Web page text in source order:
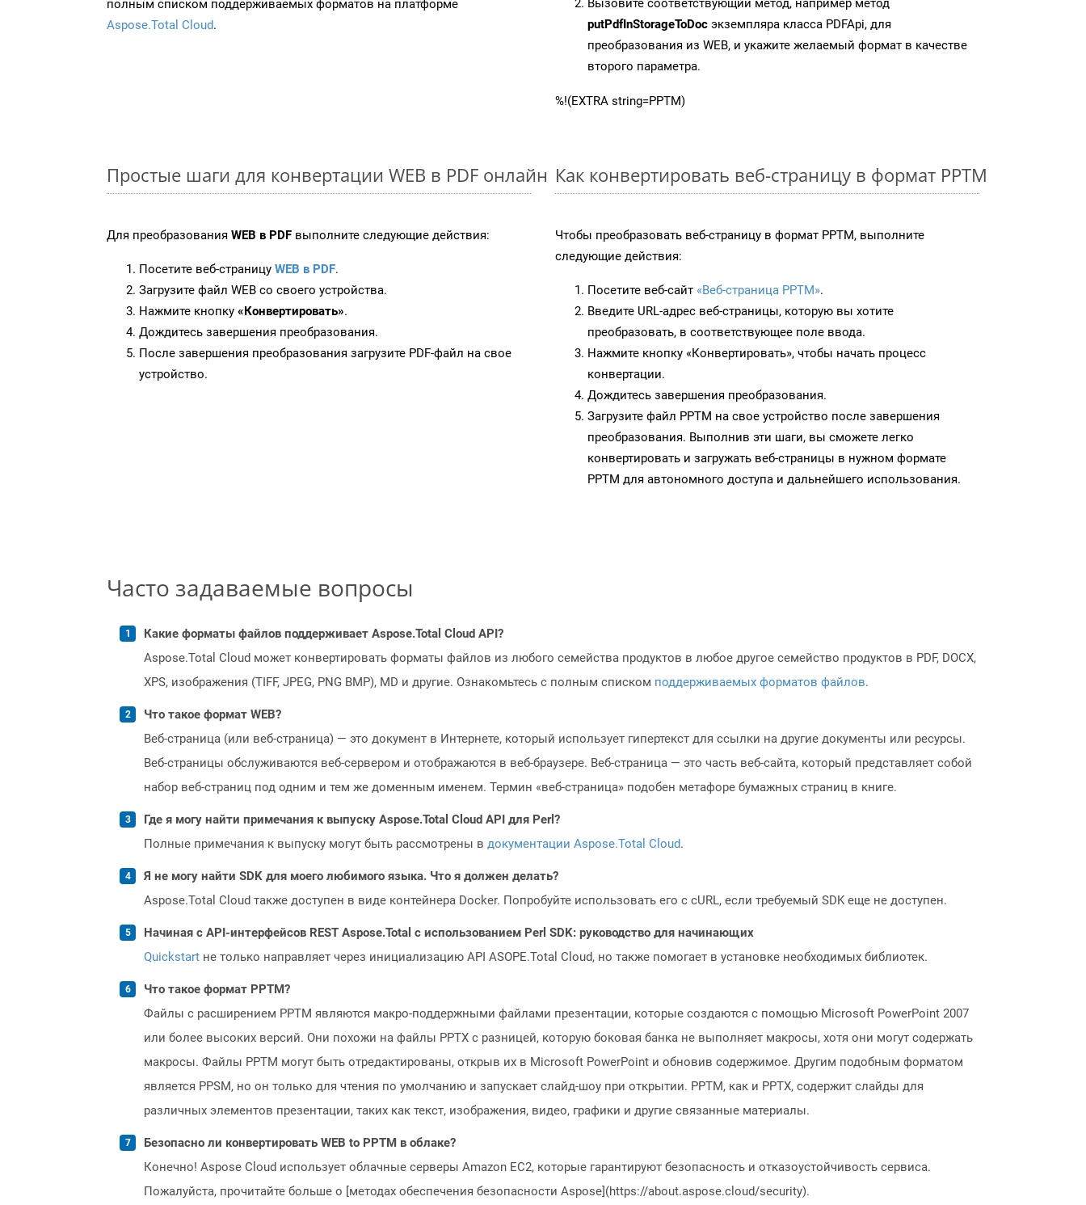
полным списком поддерживаемых форматов на платформе
Aspose.Total Cloud.
putPdfInStorageToDoc экземпляра класса PDFApi, для
преобразования из WEB, и укажите желаемый формат в качестве
второго параметра.
%!(EXTRA string=PPTM)
Простые шаги для конвертации WEB в PDF онлайн
Для преобразования WEB в PDF выполните следующие действия:
Посетите веб-страницу WEB в PDF.
Загрузите файл WEB со своего устройства.
Нажмите кнопку «Конвертировать».
Дождитесь завершения преобразования.
После завершения преобразования загрузите PDF-файл на свое
устройство.
Как конвертировать веб-страницу в формат PPTM
Чтобы преобразовать веб-страницу в формат PPTM, выполните
следующие действия:
Посетите веб-сайт «Веб-страница PPTM».
Введите URL-адрес веб-страницы, которую вы хотите
преобразовать, в соответствующее поле ввода.
Нажмите кнопку «Конвертировать», чтобы начать процесс
конвертации.
Дождитесь завершения преобразования.
Загрузите файл PPTM на свое устройство после завершения
преобразования. Выполнив эти шаги, вы сможете легко
конвертировать и загружать веб-страницы в нужном формате
PPTM для автономного доступа и дальнейшего использования.
Часто задаваемые вопросы
Какие форматы файлов поддерживает Aspose.Total Cloud API?
Aspose.Total Cloud может конвертировать форматы файлов из любого семейства продуктов в любое другое семейство продуктов в PDF, DOCX,
XPS, изображения (TIFF, JPEG, PNG BMP), MD и другие. Ознакомьтесь с полным списком поддерживаемых форматов файлов.
Что такое формат WEB?
Веб-страница (или веб-страница) — это документ в Интернете, который использует гипертекст для ссылки на другие документы или ресурсы.
Веб-страницы обслуживаются веб-сервером и отображаются в веб-браузере. Веб-страница — это часть веб-сайта, который представляет собой
набор веб-страниц под одним и тем же доменным именем. Термин «веб-страница» подобен метафоре бумажных страниц в книге.
Где я могу найти примечания к выпуску Aspose.Total Cloud API для Perl?
Полные примечания к выпуску могут быть рассмотрены в документации Aspose.Total Cloud.
Я не могу найти SDK для моего любимого языка. Что я должен делать?
Aspose.Total Cloud также доступен в виде контейнера Docker. Попробуйте использовать его с cURL, если требуемый SDK еще не доступен.
Начиная с API-интерфейсов REST Aspose.Total с использованием Perl SDK: руководство для начинающих
Quickstart не только направляет через инициализацию API ASOPE.Total Cloud, но также помогает в установке необходимых библиотек.
Что такое формат PPTM?
Файлы с расширением PPTM являются макро-поддержными файлами презентации, которые создаются с помощью Microsoft PowerPoint 2007
или более высоких версий. Они похожи на файлы PPTX с разницей, которую боковая банка не выполняет макросы, хотя они могут содержать
макросы. Файлы PPTM могут быть отредактированы, открыв их в Microsoft PowerPoint и обновив содержимое. Другим подобным форматом
является PPSM, но он только для чтения по умолчанию и запускает слайд-шоу при открытии. PPTM, как и PPTX, содержит слайды для
различных элементов презентации, таких как текст, изображения, видео, графики и другие связанные материалы.
Безопасно ли конвертировать WEB to PPTM в облаке?
Конечно! Aspose Cloud использует облачные серверы Amazon EC2, которые гарантируют безопасность и отказоустойчивость сервиса.
Пожалуйста, прочитайте больше о [методах обеспечения безопасности Aspose](https://about.aspose.cloud/security).